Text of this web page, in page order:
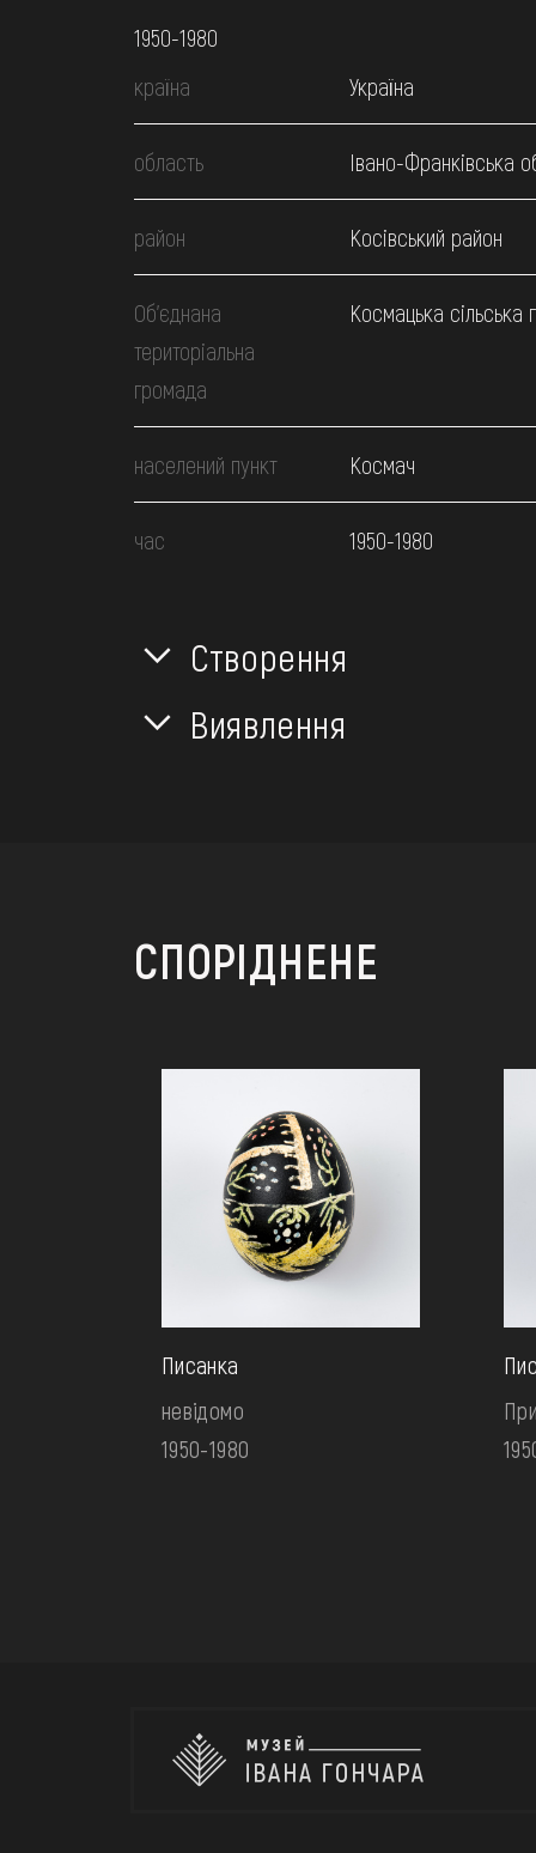
1950-1980
країна
Україна
область Івано-Франківська
район Косівський район
Об’єднана
територіальна
громада
Космацька сільська
населений пункт Космач
час 1950-1980
Створення
Виявлення
СПОРІДНЕНЕ
Писанка
невідомо
1950-1980